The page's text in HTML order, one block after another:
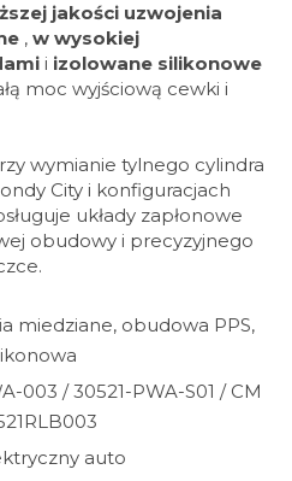
jakości uzwojenia
, w wysokiej
i izolowane silikonowe
moc wyjściową cewki i
wymianie tylnego cylindra
City i konfiguracjach
układy zapłonowe
obudowy i precyzyjnego
miedziane, obudowa PPS,
003 / 30521-PWA-S01 / CM
auto